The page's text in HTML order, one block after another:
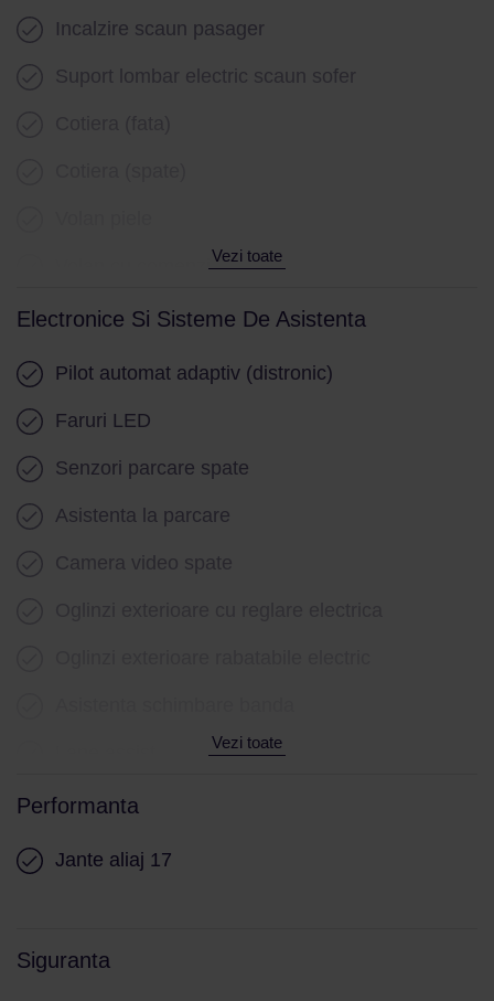
Incalzire scaun pasager
Suport lombar electric scaun sofer
Volan cu comenzi
Senzor ploaie
Geamuri electrice fata
Geamuri electrice spate
Stergatoare parbriz
Vezi toate
Electronice Si Sisteme De Asistenta
Pilot automat adaptiv (distronic)
Faruri LED
Senzori parcare spate
Asistenta la parcare
Camera video spate
Limitator viteza
Asistenta la franare
Vezi toate
Performanta
Jante aliaj 17
Siguranta